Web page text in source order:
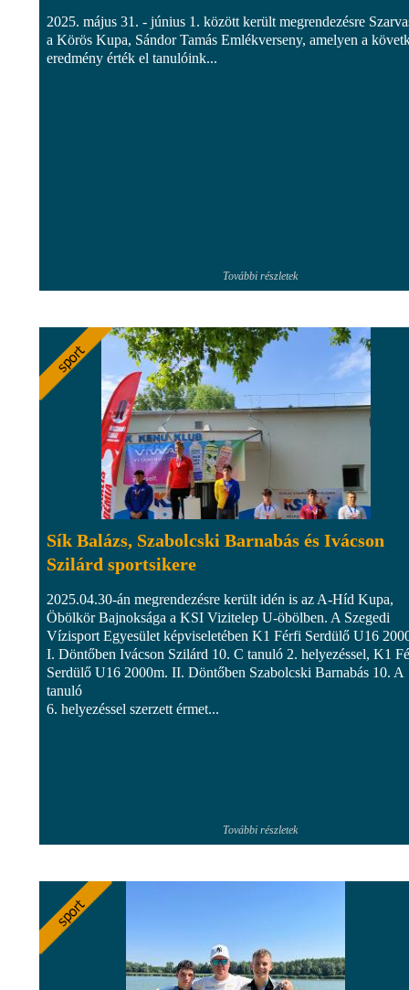
2025. május 31. - június 1. között került megrendezésre
a Körös Kupa, Sándor Tamás Emlékverseny, amelyen a
eredmény érték el tanulóink...
További részletek
Sík Balázs, Szabolcski Barnabás és Ivácson
Szilárd sportsikere
2025.04.30-án megrendezésre került idén is az A-Híd Kupa,
Öbölkör Bajnoksága a KSI Vizitelep U-öbölben. A Szegedi
Vízisport Egyesület képviseletében K1 Férfi Serdülő U16
I. Döntőben Ivácson Szilárd 10. C tanuló 2. helyezéssel, K1
Serdülő U16 2000m. II. Döntőben Szabolcski Barnabás 10. A
tanuló
6. helyezéssel szerzett érmet...
További részletek